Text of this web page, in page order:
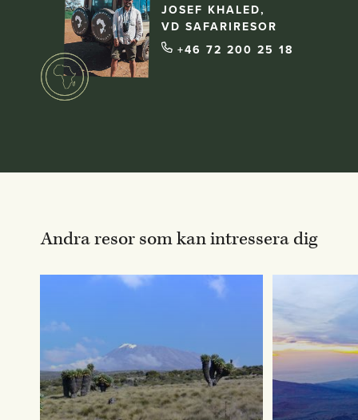
JOSEF KHALED,
VD SAFARIRESOR
+46 72 200 25 18
Andra resor som kan intressera dig